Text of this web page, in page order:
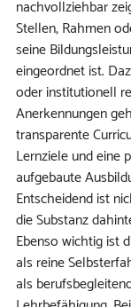
nachvollziehbar
Stellen, Rahmen
seine
eingeordnet ist.
oder institutionell
Anerkennungen
transparente
Lernziele und eine
aufgebaute
Entscheidend ist
die Substanz
Ebenso wichtig ist
als reine
als